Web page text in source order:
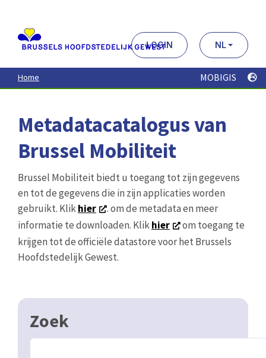
contenu
principal
LOGIN NL
Home MOBIGIS
Metadatacatalogus van
Brussel Mobiliteit
Brussel Mobiliteit biedt u toegang tot zijn gegevens
en tot de gegevens die in zijn applicaties worden
gebruikt. Klikhier
. om de metadata en meer
informatie te downloaden. Klikhier
om toegang te
krijgen tot de officiële datastore voor het Brussels
Hoofdstedelijk Gewest.
Zoek